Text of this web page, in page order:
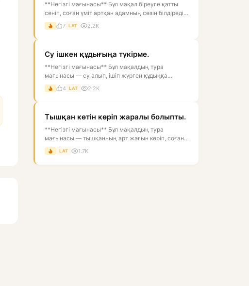
**Негізгі мағынасы** Бұл мақал біреуге қатты
сеніп, соған үміт артқан адамның сөзін білдіреді.
Тура мағынасы — «егер се...
7 LAT 2.2K
Су ішкен құдығыңа түкірме.
**Негізгі мағынасы** Бұл мақалдың тура
мағынасы — су алып, ішіп жүрген құдыққа
түкіруге болмайды, өйткені ол суды ластай...
4 LAT 2.2K
Тышқан көтін көріп жаралы болыпты.
**Негізгі мағынасы** Бұл мақалдың тура
мағынасы — тышқанның арт жағын көріп, соған
жарақат алғандай болуы. Астарлы мағын...
LAT 1.7K